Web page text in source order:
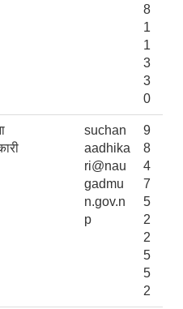
8
1
1
3
3
0
suchan
aadhika
ri@nau
gadmu
n.gov.n
p
9
8
4
7
5
2
2
5
5
2